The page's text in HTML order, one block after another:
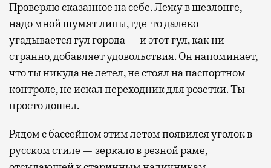
Проверяю сказанное на себе. Лежу в шезлонге,
надо мной шумят липы, где-то далеко
угадывается гул города — и этот гул, как ни
странно, добавляет удовольствия. Он напоминает,
что ты никуда не летел, не стоял на паспортном
контроле, не искал переходник для розетки. Ты
просто дошел.
Рядом с бассейном этим летом появился уголок в
русском стиле — зеркало в резной раме,